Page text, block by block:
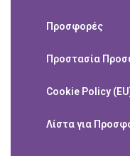
Προσφορές
Προστασία
Cookie Policy
Λίστα για